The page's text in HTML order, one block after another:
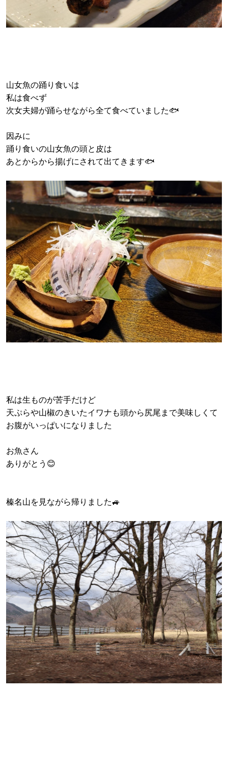
山女魚の踊り食いは
私は食べず
次女夫婦が踊らせながら全て食べていました🐟
因みに
踊り食いの山女魚の頭と皮は
あとからから揚げにされて出てきます🐟
私は生ものが苦手だけど
天ぷらや山椒のきいたイワナも頭から尻尾まで美味しくて
お腹がいっぱいになりました
お魚さん
ありがとう😊
榛名山を見ながら帰りました🚙